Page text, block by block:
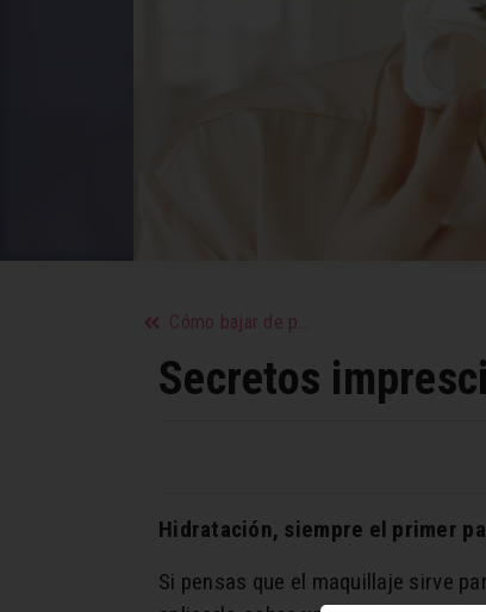
Cómo bajar de peso más rápido
Secretos
Hidratación, siempre el primer
Si pensas que el maquillaje sirve